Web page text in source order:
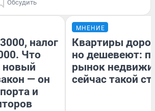
Обсудить
налог
Что
новый
— он
и
МНЕНИЕ
Квартиры
но дешевеют:
рынок
сейчас такой